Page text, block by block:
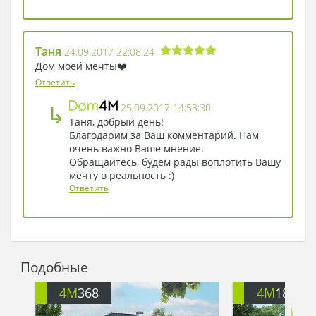
Таня 24.09.2017 22:08:24
Дом моей мечты❤️
Ответить
↳
25.09.2017 14:53:30
Таня, добрый день!
Благодарим за Ваш комментарий. Нам
очень важно Ваше мнение.
Обращайтесь, будем рады воплотить Вашу
мечту в реальность :)
Ответить
Подобные
4M368 4M184